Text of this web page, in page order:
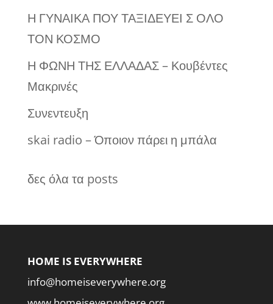
Η ΓΥΝΑΙΚΑ ΠΟΥ ΤΑΞΙΔΕΥΕΙ Σ ΟΛΟ
ΤΟΝ ΚΟΣΜΟ
Η ΦΩΝΗ ΤΗΣ ΕΛΛΑΔΑΣ – Κουβέντες
Μακρινές
Συνεντευξη
skai radio – Όποιον πάρει η μπάλα
δες όλα τα posts
HOME IS EVERYWHERE
info@homeiseverywhere.org